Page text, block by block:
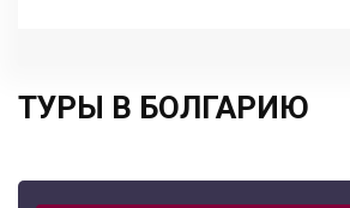
ТУРЫ В БОЛГАРИЮ